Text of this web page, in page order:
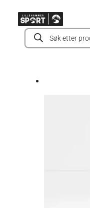
innholdProducts
search